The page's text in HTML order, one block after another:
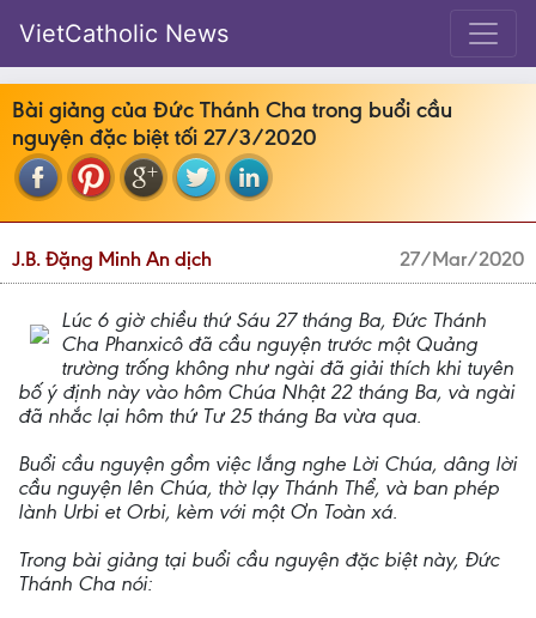
VietCatholic News
Bài giảng của Đức Thánh Cha trong buổi cầu
nguyện đặc biệt tối 27/3/2020
J.B. Đặng Minh An dịch 27/Mar/2020
Lúc 6 giờ chiều thứ Sáu 27 tháng Ba, Đức Thánh
Cha Phanxicô đã cầu nguyện trước một Quảng
trường trống không như ngài đã giải thích khi tuyên
bố ý định này vào hôm Chúa Nhật 22 tháng Ba, và ngài
đã nhắc lại hôm thứ Tư 25 tháng Ba vừa qua.
Buổi cầu nguyện gồm việc lắng nghe Lời Chúa, dâng lời
cầu nguyện lên Chúa, thờ lạy Thánh Thể, và ban phép
lành Urbi et Orbi, kèm với một Ơn Toàn xá.
Trong bài giảng tại buổi cầu nguyện đặc biệt này, Đức
Thánh Cha nói: